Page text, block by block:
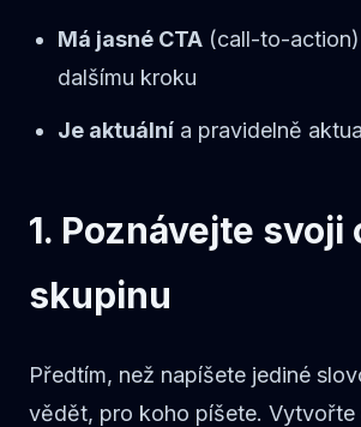
Má jasné CTA (call-to-
dalšímu kroku
Je aktuální a pravidelně
1. Poznávejte svoji
skupinu
Předtím, než napíšete jediné
vědět, pro koho píšete. Vytvořte